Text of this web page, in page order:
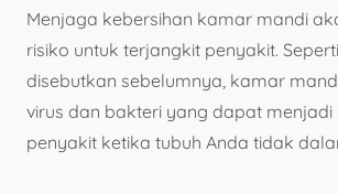
Menjaga kebersihan kamar mandi
risiko untuk terjangkit penyakit.
disebutkan sebelumnya, kamar
virus dan bakteri yang dapat menjadi
penyakit ketika tubuh Anda tidak